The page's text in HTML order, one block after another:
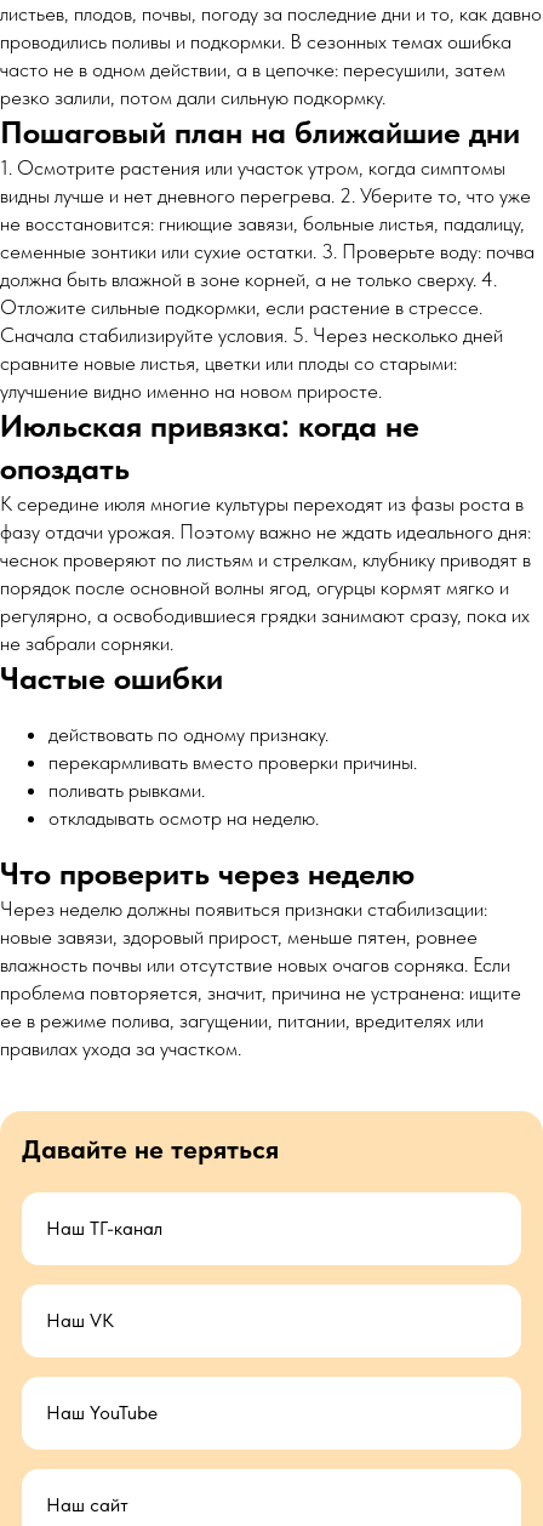
листьев, плодов, почвы, погоду за последние дни и то, как давно
проводились поливы и подкормки. В сезонных темах ошибка
часто не в одном действии, а в цепочке: пересушили, затем
резко залили, потом дали сильную подкормку.
Пошаговый план на ближайшие дни
1. Осмотрите растения или участок утром, когда симптомы
видны лучше и нет дневного перегрева. 2. Уберите то, что уже
не восстановится: гниющие завязи, больные листья, падалицу,
семенные зонтики или сухие остатки. 3. Проверьте воду: почва
должна быть влажной в зоне корней, а не только сверху. 4.
Отложите сильные подкормки, если растение в стрессе.
Сначала стабилизируйте условия. 5. Через несколько дней
сравните новые листья, цветки или плоды со старыми:
улучшение видно именно на новом приросте.
Июльская привязка: когда не
опоздать
К середине июля многие культуры переходят из фазы роста в
фазу отдачи урожая. Поэтому важно не ждать идеального дня:
чеснок проверяют по листьям и стрелкам, клубнику приводят в
порядок после основной волны ягод, огурцы кормят мягко и
регулярно, а освободившиеся грядки занимают сразу, пока их
не забрали сорняки.
Частые ошибки
действовать по одному признаку.
перекармливать вместо проверки причины.
поливать рывками.
откладывать осмотр на неделю.
Что проверить через неделю
Через неделю должны появиться признаки стабилизации:
новые завязи, здоровый прирост, меньше пятен, ровнее
влажность почвы или отсутствие новых очагов сорняка. Если
проблема повторяется, значит, причина не устранена: ищите
ее в режиме полива, загущении, питании, вредителях или
правилах ухода за участком.
Давайте не теряться
Наш ТГ-канал
Наш VK
Наш YouTube
Наш сайт